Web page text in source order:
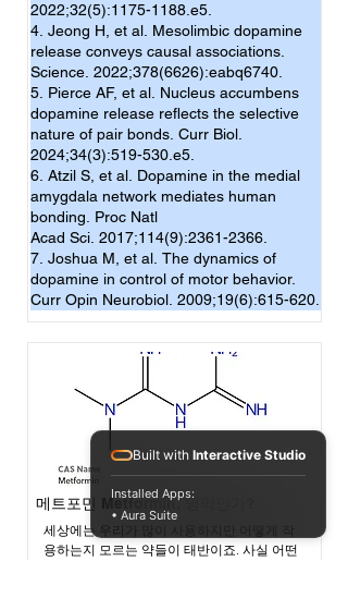
2022;32(5):1175-1188.e5.
4. Jeong H, et al. Mesolimbic dopamine
release conveys causal associations.
Science. 2022;378(6626):eabq6740.
5. Pierce AF, et al. Nucleus accumbens
dopamine release reflects the selective
nature of pair bonds. Curr Biol.
2024;34(3):519-530.e5.
6. Atzil S, et al. Dopamine in the medial
amygdala network mediates human
bonding. Proc Natl
Acad Sci. 2017;114(9):2361-2366.
7. Joshua M, et al. The dynamics of
dopamine in control of motor behavior.
Curr Opin Neurobiol. 2009;19(6):615-620.
메트포민 Metformin, 명약인가?
세상에는 우리가 많이 사용하지만 어떻게 작
용하는지 모르는 약들이 태반이죠. 사실 어떤
Built with Interactive Studio
Installed Apps:
• Aura Suite